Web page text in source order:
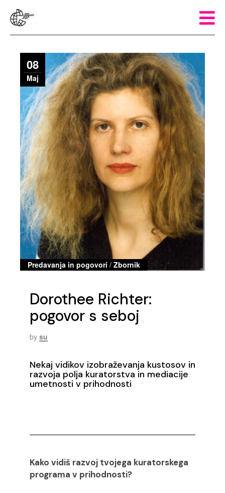
08
Maj
Predavanja in pogovori /Zbornik
Dorothee Richter:
pogovor s seboj
by su
Nekaj vidikov izobraževanja kustosov in
razvoja polja kuratorstva in mediacije
umetnosti v prihodnosti
Kako vidiš razvoj tvojega kuratorskega
programa v prihodnosti?